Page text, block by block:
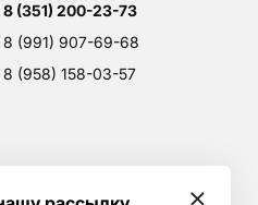
Свердловский тракт,
8 (351) 200-23-73
8 (991) 907-69-68
8 (958) 158-03-57